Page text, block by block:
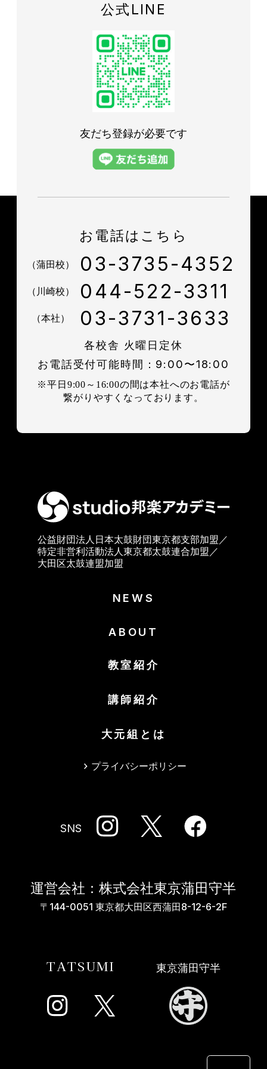
公式LINE
友だち登録が必要です
お電話はこちら
（蒲田校） 03-3735-4352
（川崎校） 044-522-3311
（本社） 03-3731-3633
各校舎 火曜日定休
お電話受付可能時間：9:00〜18:00
※平日9:00～16:00の間は本社へのお電話が
繋がりやすくなっております。
公益財団法人日本太鼓財団東京都支部加盟／
特定非営利活動法人東京都太鼓連合加盟／
大田区太鼓連盟加盟
NEWS
ABOUT
教室紹介
講師紹介
大元組とは
プライバシーポリシー
SNS
運営会社：株式会社東京蒲田守半
〒144-0051 東京都大田区西蒲田8-12-6-2F
TATSUMI 東京蒲田守半